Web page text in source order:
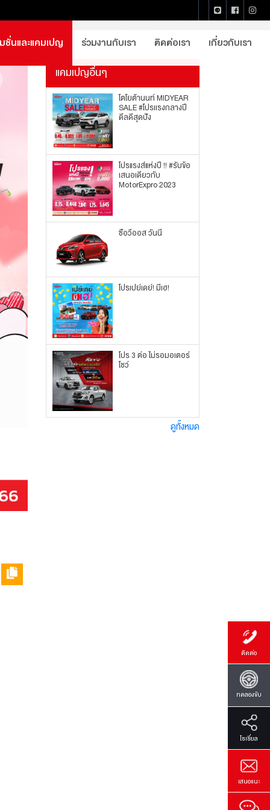
มชั่นและแคมเปญ ร่วมงานกับเรา ติดต่อเรา เกี่ยวกับเรา
ติดต่อ
ทดลองขับ
โซเซี่ยล
เสนอแนะ
ก
แคมเปญอื่นๆ
โตโยต้านนท์ MIDYEAR
SALE #โปรเเรงกลางปี
ดีลดีสุดปัง
โปรแรงส์แห่งปี !! #รับข้อ
เสนอเดียวกับ
MotorExpro 2023
ซื้อวีออส วันนี้
โปรเปย์เดย์! มีเฮ!
โปร 3 ต่อ ไม่รอมอเตอร์
โชว์
ดูทั้งหมด